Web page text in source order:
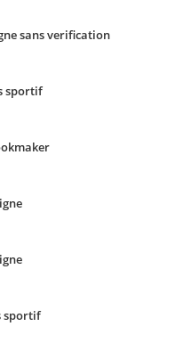
sans verification
sportif
sportif